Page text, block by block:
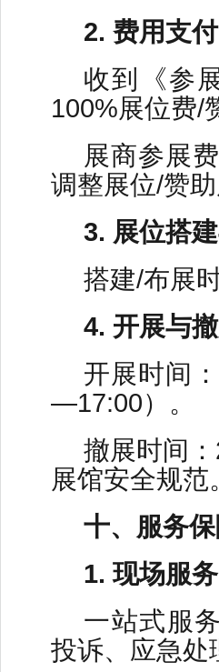
2. 费用支付
收到《参
100%展位费/
展商参展
调整展位/赞助
3. 展位搭
搭建/布展
4. 开展与
开展时间
—17:00）。
撤展时间
展馆安全规范
十、服务
1. 现场服务
一站式服
投诉、应急处